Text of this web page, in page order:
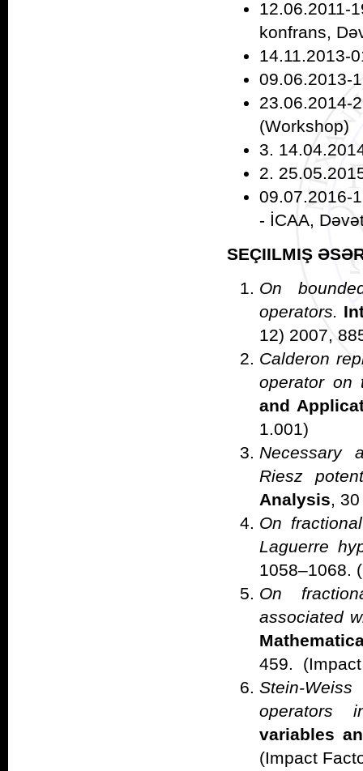
konfrans,
14.11.2013-
09.06.2013-
(Workshop)
3.
2.
09.07.2016-
- İCAA,
SEÇIILMIŞ
On
operators.
12) 2007,
Calderon
operator on
and
1.001)
Necessary
Riesz
Analysis,
On
Laguerre
1058–1068.
On
associated
459.
Stein-
operators
variables
(Impact